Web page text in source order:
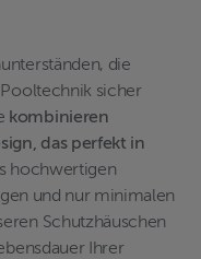
die
sicher
kombinieren
das perfekt in
hochwertigen
und nur minimalen
Schutzhäuschen
Ihrer